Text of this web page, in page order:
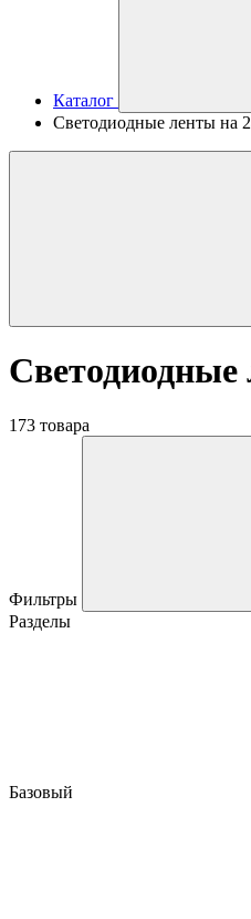
Каталог
Светодиодные ленты на
Светодиодные
173 товара
Фильтры
Разделы
Базовый